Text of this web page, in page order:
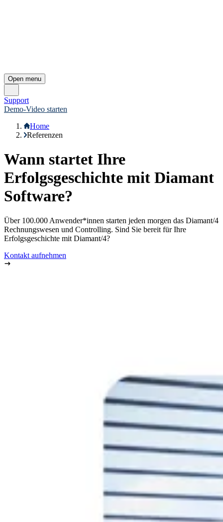
Open menu
Support
Demo-Video starten
Home
Referenzen
Wann startet Ihre
Erfolgsgeschichte mit Diamant
Software?
Über 100.000 Anwender*innen starten jeden morgen das Diamant/4
Rechnungswesen und Controlling. Sind Sie bereit für Ihre
Erfolgsgeschichte mit Diamant/4?
Kontakt aufnehmen